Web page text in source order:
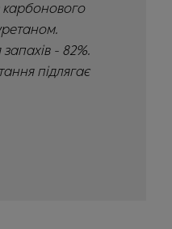
карбонового
- 82%.
підлягає